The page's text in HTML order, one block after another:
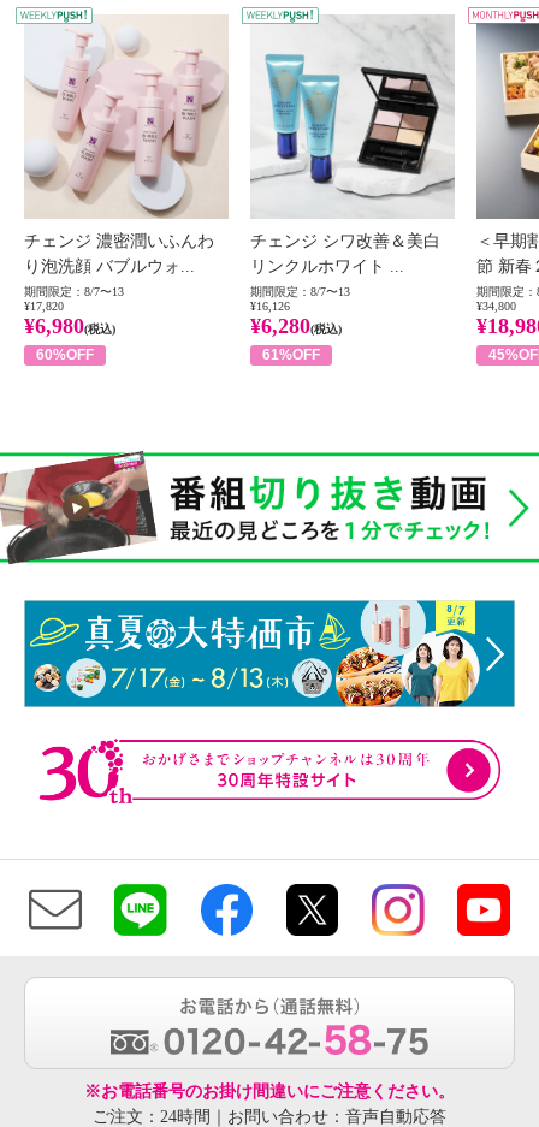
WEEKLY PUSH
チェンジ 濃密潤いふんわ
り泡洗顔 バブルウォ...
期間限定：8/7〜13
¥17,820
¥6,980(税込)
60%OFF
チェンジ シワ改善＆美白
リンクルホワイト ...
期間限定：8/7〜13
¥16,126
¥6,280(税込)
61%OFF
＜早期
節 新春
期間限定：
¥34,800
※お電話番号のお掛け間違いにご注意ください。
ご注文：24時間｜お問い合わせ：音声自動応答